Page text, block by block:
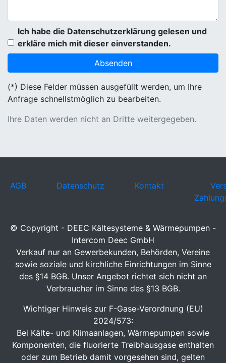
Ich habe die Datenschutzerklärung gelesen und
erkläre mich mit dieser einverstanden.
(*) Diese Felder müssen ausgefüllt werden, um Ihre
Anfrage schnellstmöglich zu bearbeiten.
Ihre Daten werden nicht an Dritte weitergegeben.
AGB Datenschutz Kontakt
© Copyright - DEEC Kältesysteme & Wärmepumpen -
Intercom Deec GmbH
Verkauf nur an Gewerbekunden, Behörden, Vereine
sowie soziale und kirchliche Einrichtungen im Sinne
des §14 BGB. Unser Angebot richtet sich nicht an
Verbraucher im Sinne des §13 BGB.
Wichtiger Hinweis zur F-Gase-Verordnung (EU)
2024/573:
Bei Kälte- und Klimaanlagen, Wärmepumpen sowie
Komponenten, die fluorierte Treibhausgase enthalten
oder zum Betrieb damit vorgesehen sind, gelten